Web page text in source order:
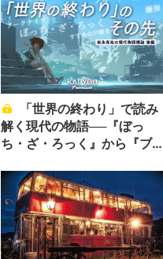
解く現代の物語──『ぼっ
ち・ざ・ろっく』から『ブ